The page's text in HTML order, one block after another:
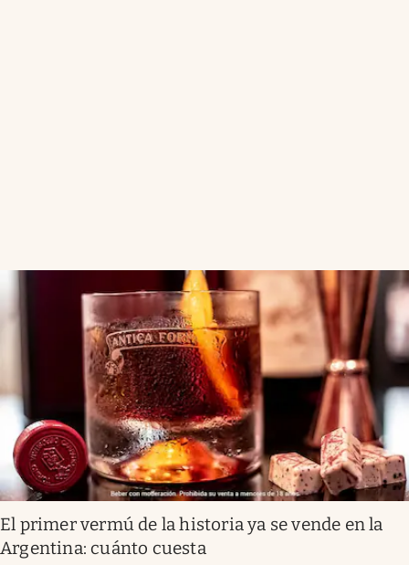
El primer vermú de la historia ya se vende en la
Argentina: cuánto cuesta